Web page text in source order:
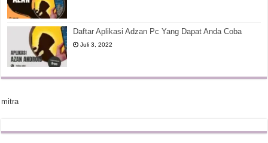
Daftar Aplikasi Adzan Pc Yang Dapat Anda Coba
Juli 3, 2022
mitra